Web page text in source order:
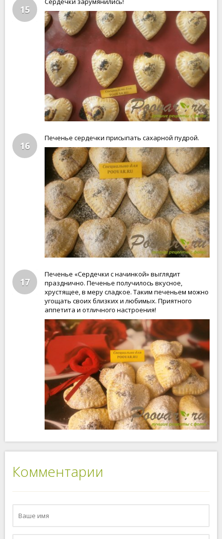
15
16
Печенье сердечки присыпать сахарной пудрой.
17
Печенье «Сердечки с начинкой» выглядит
празднично. Печенье получилось вкусное,
хрустящее, в меру сладкое. Таким печеньем можно
угощать своих близких и любимых. Приятного
аппетита и отличного настроения!
Комментарии